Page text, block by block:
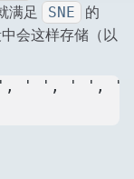
满足 SNE
的
会这样存储（以
' ', ' ',